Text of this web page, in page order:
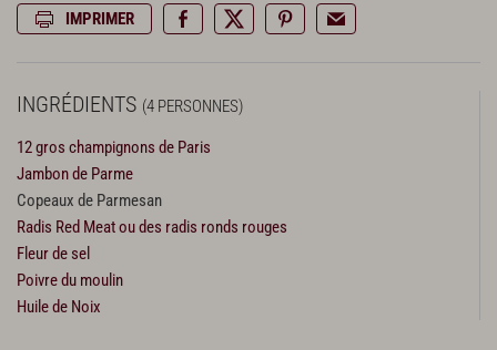
IMPRIMER
INGRÉDIENTS (4 PERSONNES)
12 gros champignons de Paris
Jambon de Parme
Copeaux de Parmesan
Radis Red Meat ou des radis ronds rouges
Fleur de sel
Poivre du moulin
Huile de Noix